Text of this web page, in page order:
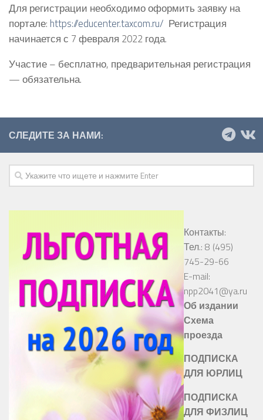
Для регистрации необходимо оформить заявку на
портале: https://educenter.taxcom.ru/ Регистрация
начинается с 7 февраля 2022 года.
Участие – бесплатно, предварительная регистрация
— обязательна.
СЛЕДИТЕ ЗА НАМИ:
Контакты:
Тел.: 8 (495)
745-29-66
E-mail:
npp2041@ya.ru
Об издании
Схема
проезда
ПОДПИСКА
ДЛЯ ЮРЛИЦ
ПОДПИСКА
ДЛЯ ФИЗЛИЦ